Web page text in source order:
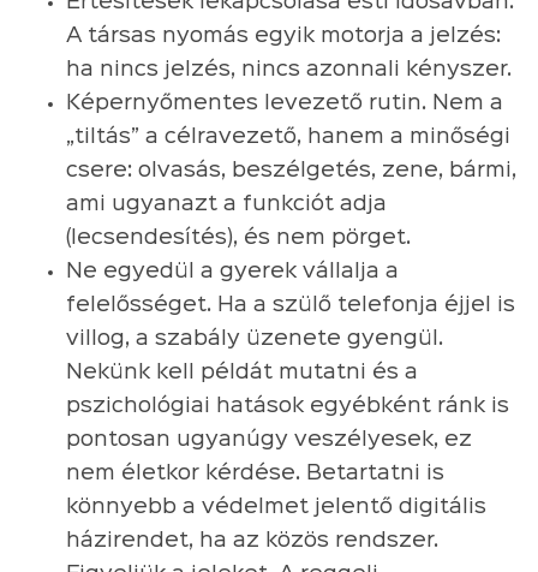
A társas nyomás egyik motorja a jelzés:
ha nincs jelzés, nincs azonnali kényszer.
Képernyőmentes levezető rutin. Nem a
„tiltás” a célravezető, hanem a minőségi
csere: olvasás, beszélgetés, zene, bármi,
ami ugyanazt a funkciót adja
(lecsendesítés), és nem pörget.
Ne egyedül a gyerek vállalja a
felelősséget. Ha a szülő telefonja éjjel is
villog, a szabály üzenete gyengül.
Nekünk kell példát mutatni és a
pszichológiai hatások egyébként ránk is
pontosan ugyanúgy veszélyesek, ez
nem életkor kérdése. Betartatni is
könnyebb a védelmet jelentő digitális
házirendet, ha az közös rendszer.